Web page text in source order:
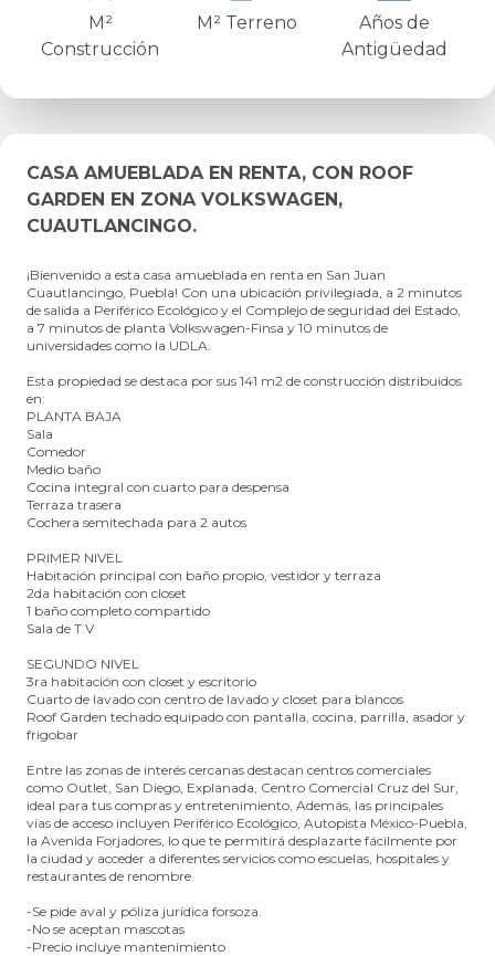
M²
Construcción
M² Terreno
Años de
Antigüedad
CASA AMUEBLADA EN RENTA, CON ROOF
GARDEN EN ZONA VOLKSWAGEN,
CUAUTLANCINGO.
¡Bienvenido a esta casa amueblada en renta en San Juan
Cuautlancingo, Puebla! Con una ubicación privilegiada, a 2 minutos
de salida a Periférico Ecológico y el Complejo de seguridad del Estado,
a 7 minutos de planta Volkswagen-Finsa y 10 minutos de
universidades como la UDLA.
Esta propiedad se destaca por sus 141 m2 de construcción distribuidos
en:
PLANTA BAJA
Sala
Comedor
Medio baño
Cocina integral con cuarto para despensa
Terraza trasera
Cochera semitechada para 2 autos
PRIMER NIVEL
Habitación principal con baño propio, vestidor y terraza
2da habitación con closet
1 baño completo compartido
Sala de T.V
SEGUNDO NIVEL
3ra habitación con closet y escritorio
Cuarto de lavado con centro de lavado y closet para blancos
Roof Garden techado equipado con pantalla, cocina, parrilla, asador y
frigobar
Entre las zonas de interés cercanas destacan centros comerciales
como Outlet, San Diego, Explanada, Centro Comercial Cruz del Sur,
ideal para tus compras y entretenimiento, Además, las principales
vías de acceso incluyen Periférico Ecológico, Autopista México-Puebla,
la Avenida Forjadores, lo que te permitirá desplazarte fácilmente por
la ciudad y acceder a diferentes servicios como escuelas, hospitales y
restaurantes de renombre.
-Se pide aval y póliza jurídica forsoza.
-No se aceptan mascotas
-Precio incluye mantenimiento